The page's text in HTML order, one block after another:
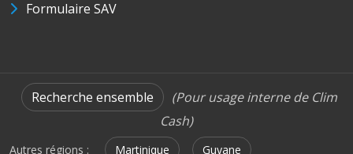
Formulaire SAV
Recherche ensemble
(Pour usage interne de Clim
Cash)
Autres régions : Martinique Guyane